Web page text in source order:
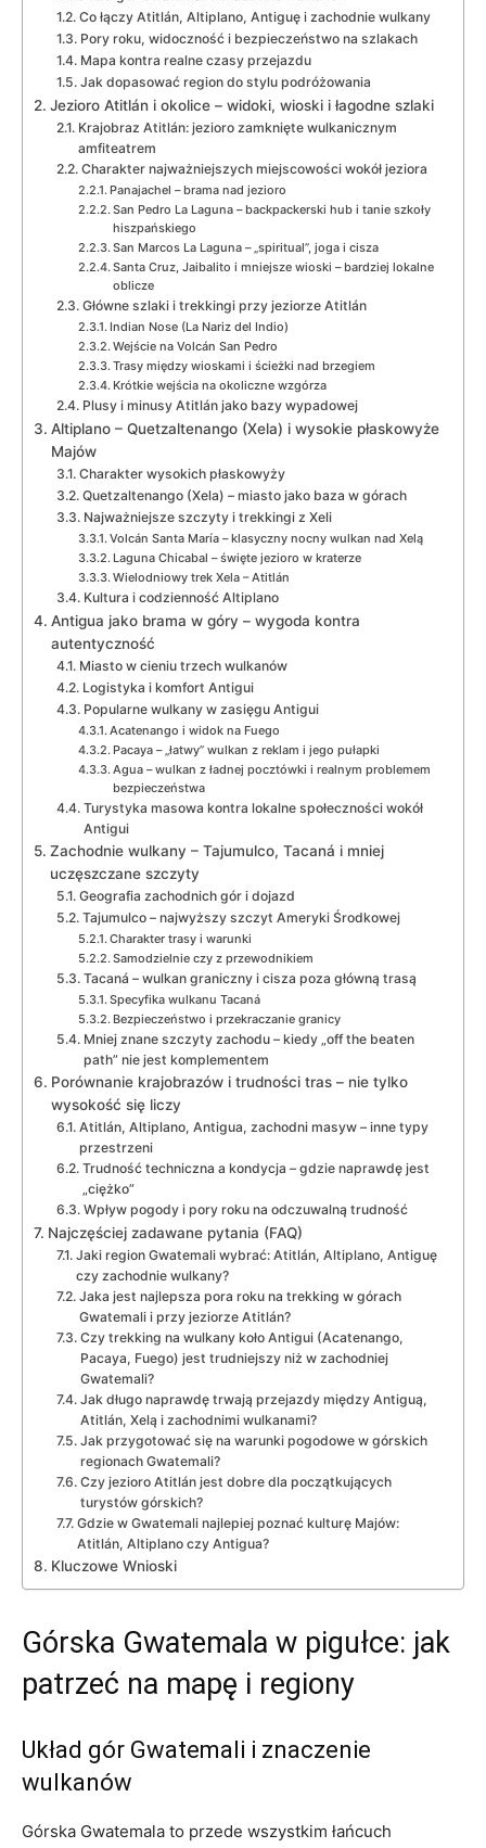
Co łączy Atitlán, Altiplano, Antiguę i zachodnie wulkany
Pory roku, widoczność i bezpieczeństwo na szlakach
Mapa kontra realne czasy przejazdu
Jak dopasować region do stylu podróżowania
Jezioro Atitlán i okolice – widoki, wioski i łagodne szlaki
Krajobraz Atitlán: jezioro zamknięte wulkanicznym
amfiteatrem
Charakter najważniejszych miejscowości wokół jeziora
Panajachel – brama nad jezioro
San Pedro La Laguna – backpackerski hub i tanie szkoły
hiszpańskiego
San Marcos La Laguna – „spiritual”, joga i cisza
Santa Cruz, Jaibalito i mniejsze wioski – bardziej lokalne
oblicze
Główne szlaki i trekkingi przy jeziorze Atitlán
Indian Nose (La Nariz del Indio)
Wejście na Volcán San Pedro
Trasy między wioskami i ścieżki nad brzegiem
Krótkie wejścia na okoliczne wzgórza
Plusy i minusy Atitlán jako bazy wypadowej
Altiplano – Quetzaltenango (Xela) i wysokie płaskowyże
Majów
Charakter wysokich płaskowyży
Quetzaltenango (Xela) – miasto jako baza w górach
Najważniejsze szczyty i trekkingi z Xeli
Volcán Santa María – klasyczny nocny wulkan nad Xelą
Laguna Chicabal – święte jezioro w kraterze
Wielodniowy trek Xela – Atitlán
Kultura i codzienność Altiplano
Antigua jako brama w góry – wygoda kontra
autentyczność
Miasto w cieniu trzech wulkanów
Logistyka i komfort Antigui
Popularne wulkany w zasięgu Antigui
Acatenango i widok na Fuego
Pacaya – „łatwy” wulkan z reklam i jego pułapki
Agua – wulkan z ładnej pocztówki i realnym problemem
bezpieczeństwa
Turystyka masowa kontra lokalne społeczności wokół
Antigui
Zachodnie wulkany – Tajumulco, Tacaná i mniej
uczęszczane szczyty
Geografia zachodnich gór i dojazd
Tajumulco – najwyższy szczyt Ameryki Środkowej
Charakter trasy i warunki
Samodzielnie czy z przewodnikiem
Tacaná – wulkan graniczny i cisza poza główną trasą
Specyfika wulkanu Tacaná
Bezpieczeństwo i przekraczanie granicy
Mniej znane szczyty zachodu – kiedy „off the beaten
path” nie jest komplementem
Porównanie krajobrazów i trudności tras – nie tylko
wysokość się liczy
Atitlán, Altiplano, Antigua, zachodni masyw – inne typy
przestrzeni
Trudność techniczna a kondycja – gdzie naprawdę jest
„ciężko”
Wpływ pogody i pory roku na odczuwalną trudność
Najczęściej zadawane pytania (FAQ)
Jaki region Gwatemali wybrać: Atitlán, Altiplano, Antiguę
czy zachodnie wulkany?
Jaka jest najlepsza pora roku na trekking w górach
Gwatemali i przy jeziorze Atitlán?
Czy trekking na wulkany koło Antigui (Acatenango,
Pacaya, Fuego) jest trudniejszy niż w zachodniej
Gwatemali?
Jak długo naprawdę trwają przejazdy między Antiguą,
Atitlán, Xelą i zachodnimi wulkanami?
Jak przygotować się na warunki pogodowe w górskich
regionach Gwatemali?
Czy jezioro Atitlán jest dobre dla początkujących
turystów górskich?
Gdzie w Gwatemali najlepiej poznać kulturę Majów:
Atitlán, Altiplano czy Antigua?
Kluczowe Wnioski
Górska Gwatemala w pigułce: jak
patrzeć na mapę i regiony
Układ gór Gwatemali i znaczenie
wulkanów
Górska Gwatemala to przede wszystkim łańcuch